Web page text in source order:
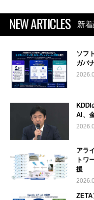
NEW ARTICLES 新
ソフ
ガバ
AI、
アラ
トワ
援